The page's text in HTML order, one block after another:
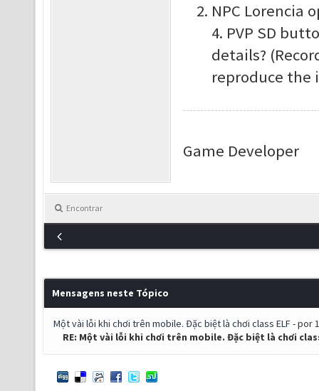
NPC Lorencia
4. PVP SD
details?
reproduce the
Game Developer
Encontrar
Mensagens neste Tópico
Một vài lỗi khi chơi trên mobile. Đặc biệt là chơi class ELF- por
RE: Một vài lỗi khi chơi trên mobile. Đặc biệt là chơi